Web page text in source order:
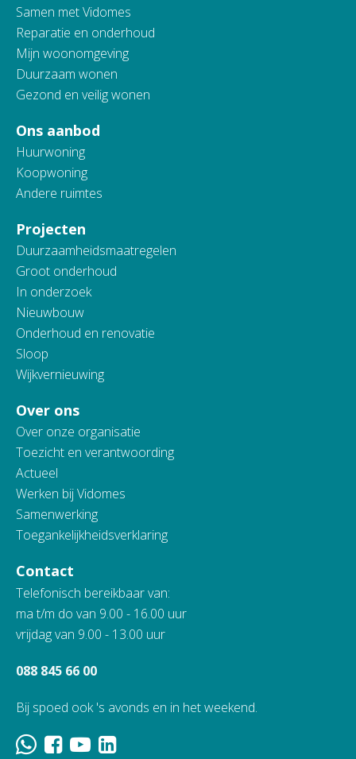
Samen met Vidomes
Reparatie en onderhoud
Mijn woonomgeving
Duurzaam wonen
Gezond en veilig wonen
Ons aanbod
Huurwoning
Koopwoning
Andere ruimtes
Projecten
Duurzaamheidsmaatregelen
Groot onderhoud
In onderzoek
Nieuwbouw
Onderhoud en renovatie
Sloop
Wijkvernieuwing
Over ons
Over onze organisatie
Toezicht en verantwoording
Actueel
Werken bij Vidomes
Samenwerking
Toegankelijkheidsverklaring
Contact
Telefonisch bereikbaar van:
ma t/m do van 9.00 - 16.00 uur
vrijdag van 9.00 - 13.00 uur
088 845 66 00
Bij spoed ook 's avonds en in het weekend.